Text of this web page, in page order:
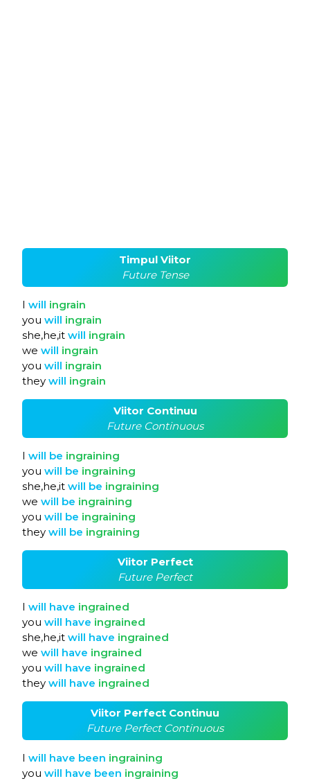
Timpul Viitor
Future Tense
I will ingrain
you will ingrain
she,he,it will ingrain
we will ingrain
you will ingrain
they will ingrain
Viitor Continuu
Future Continuous
I will be ingraining
you will be ingraining
she,he,it will be ingraining
we will be ingraining
you will be ingraining
they will be ingraining
Viitor Perfect
Future Perfect
I will have ingrained
you will have ingrained
she,he,it will have ingrained
we will have ingrained
you will have ingrained
they will have ingrained
Viitor Perfect Continuu
Future Perfect Continuous
I will have been ingraining
you will have been ingraining